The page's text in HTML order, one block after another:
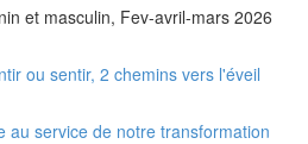
et masculin, Fev-avril-mars 2026
ou sentir, 2 chemins vers l'éveil
au service de notre transformation